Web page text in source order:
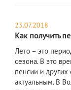
23.07.2018
Как получить
Лето – это
сезона. В это
пенсии и других
актуальным. В